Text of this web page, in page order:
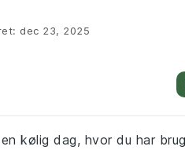
dec 23, 2025
kølig dag, hvor du har